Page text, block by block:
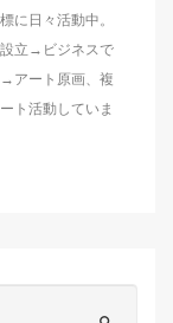
に日々活動中。
立→ビジネスで
アート原画、複
ト活動していま